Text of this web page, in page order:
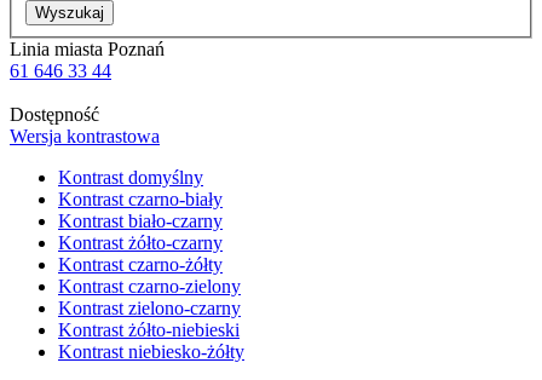
Wyszukaj
Linia miasta Poznań
61 646 33 44
Dostępność
Wersja kontrastowa
Kontrast domyślny
Kontrast czarno-biały
Kontrast biało-czarny
Kontrast żółto-czarny
Kontrast czarno-żółty
Kontrast czarno-zielony
Kontrast zielono-czarny
Kontrast żółto-niebieski
Kontrast niebiesko-żółty